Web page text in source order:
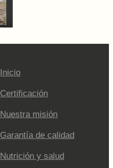
Inicio
Certificación
Nuestra misión
Garantía de calidad
Nutrición y salud